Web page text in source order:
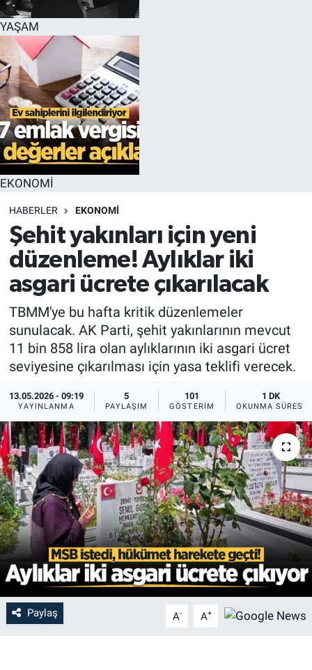
YAŞAM
EKONOMİ
HABERLER EKONOMİ
Şehit yakınları için yeni
düzenleme! Aylıklar iki
asgari ücrete çıkarılacak
TBMM'ye bu hafta kritik düzenlemeler
sunulacak. AK Parti, şehit yakınlarının mevcut
11 bin 858 lira olan aylıklarının iki asgari ücret
seviyesine çıkarılması için yasa teklifi verecek.
13.05.2026 - 09:19
YAYINLANMA
5
PAYLAŞIM
101
GÖSTERIM
1 DK
OKUNMA SÜRESI
Paylaş A- A+